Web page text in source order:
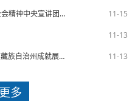
我州收听收看学习贯彻党的十九届四中全会精神中央宣讲团报告会 11-15
11-13
“九色甘南相约北京·向伟大祖国献礼”甘南藏族自治州成就展新闻发布会在京召开 11-13
多